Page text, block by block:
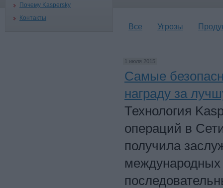
Почему Kaspersky
Контакты
Все Угрозы
1 июля 2015
Самые
награду за
Технология
операций в
получила
международных